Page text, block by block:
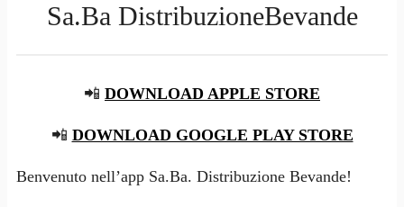
Sa.Ba DistribuzioneBevande
📲 DOWNLOAD APPLE STORE
📲 DOWNLOAD GOOGLE PLAY STORE
Benvenuto nell’app Sa.Ba. Distribuzione Bevande!